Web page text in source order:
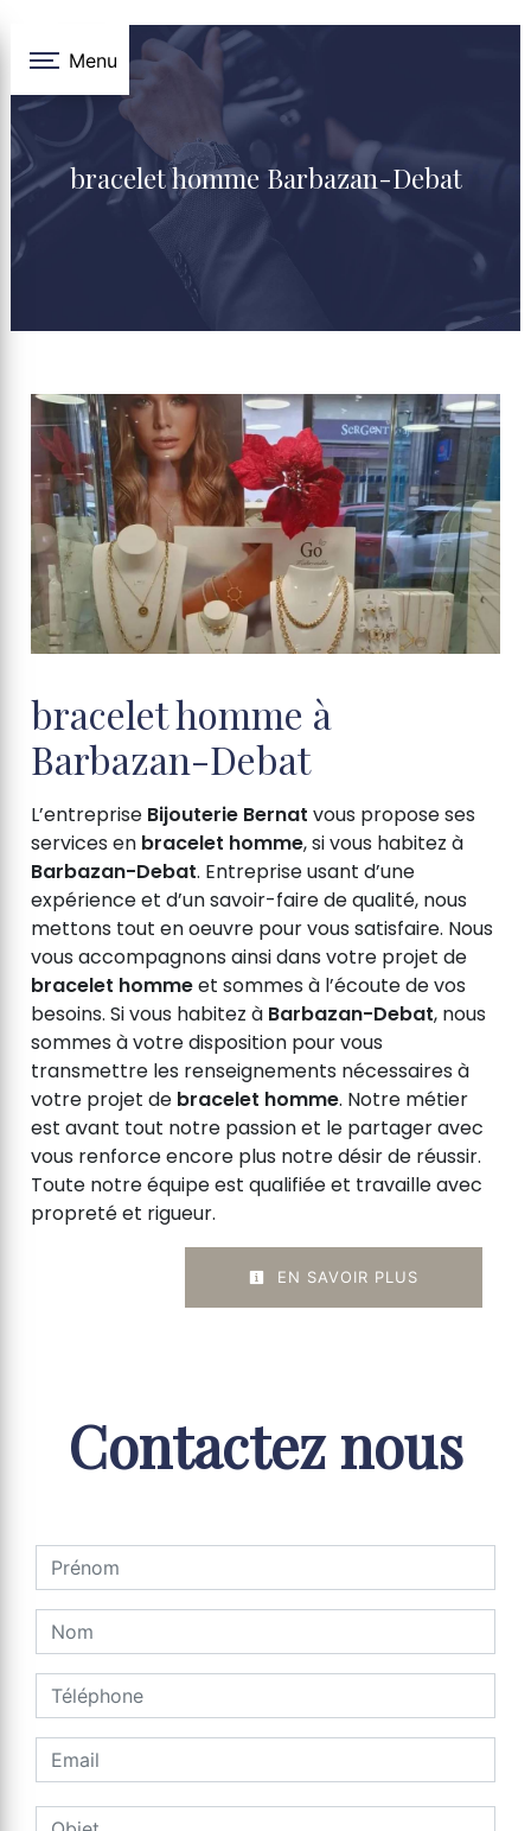
Menu
bracelet homme Barbazan-Debat
bracelet homme à
Barbazan-Debat
L’entreprise Bijouterie Bernat vous propose ses
services en bracelet homme, si vous habitez à
Barbazan-Debat. Entreprise usant d’une
expérience et d’un savoir-faire de qualité, nous
mettons tout en oeuvre pour vous satisfaire. Nous
vous accompagnons ainsi dans votre projet de
bracelet hommeet sommes à l’écoute de vos
besoins. Si vous habitez à Barbazan-Debat, nous
sommes à votre disposition pour vous
transmettre les renseignements nécessaires à
votre projet de bracelet homme. Notre métier
est avant tout notre passion et le partager avec
vous renforce encore plus notre désir de réussir.
Toute notre équipe est qualifiée et travaille avec
propreté et rigueur.
EN SAVOIR PLUS
Contactez nous